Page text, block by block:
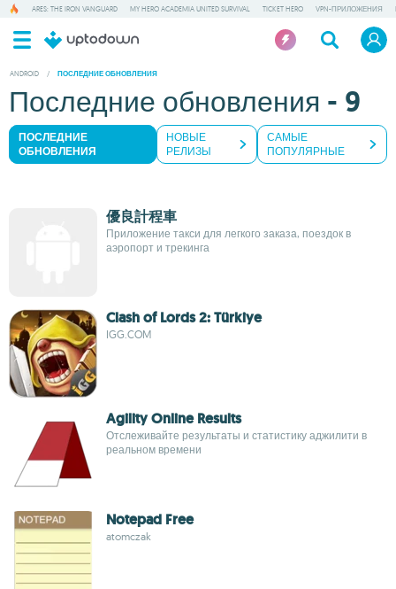
ARES: THE IRON VANGUARD MY HERO ACADEMIA UNITED SURVIVAL TICKET HERO VPN-ПРИЛОЖЕНИЯ
ANDROID / ПОСЛЕДНИЕ ОБНОВЛЕНИЯ
Последние обновления - 9
ПОСЛЕДНИЕ
ОБНОВЛЕНИЯ
НОВЫЕ
РЕЛИЗЫ
САМЫЕ
ПОПУЛЯРНЫЕ
優良計程車
Приложение такси для легкого заказа, поездок в
аэропорт и трекинга
Clash of Lords 2: Türkiye
IGG.COM
Agility Online Results
Отслеживайте результаты и статистику аджилити в
реальном времени
Notepad Free
atomczak